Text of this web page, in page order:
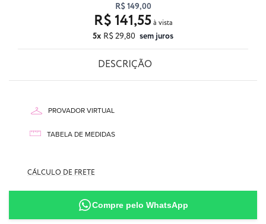
R$ 149,00
5x R$ 29,80 sem juros
R$ 141,55
DESCRIÇÃO
87% Poliamida
13% Elastano
PROVADOR VIRTUAL
TABELA DE MEDIDAS
CÁLCULO DE FRETE
Compre pelo WhatsApp